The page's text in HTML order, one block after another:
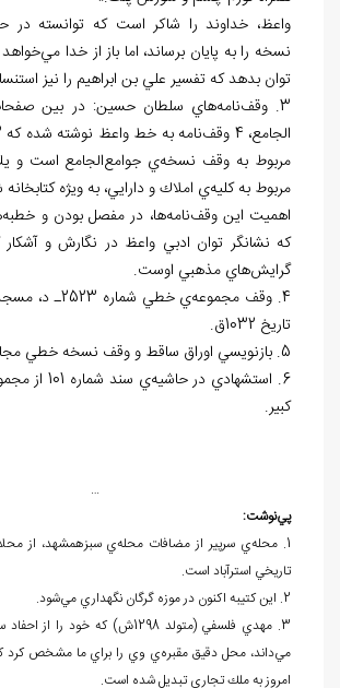
واعظ، خداوند را شاكر است كه توانسته در
نسخه را به پايان برساند، اما باز از خدا مي
توان بدهد كه تفسير علي بن ابراهيم را نيز
3. وقف
نامههاي سلطان حسين: در بين
الجامع، 4 وقف
نامه به خط واعظ نوشته شده كه 3 وقف
مربوط به وقف نسخهي جوامعالجامع است و
مربوط به كليهي املاك و دارايي، به ويژه
اهميت اين وقفنامهها، در مفصل بودن و خطبه
كه نشانگر توان ادبي واعظ در نگارش و آشكار
گرايشهاي مذهبي اوست.
4. وقف مجموعه
ي خطي شماره
تاريخ 1032ق.
5. بازنويسي اوراق ساقط و وقف نسخه خطي مجالس
6. استشهادي در حاشيه
ي سند شماره
كبير.
…
پينوشت:
1. محله
ي سرپير از مضافات محلهي سبزه‏مشهد، از
تاريخي استرآباد است.
2. اين کتيبه اکنون در موزه گرگان نگهداري مي
شود.
3. مهدي فلسفي (متولد 1298ش) كه خود
ميداند، محل دقيق مقبرهي وي را براي ما مشخص كرد
امروز به ملك تجاري تبديل شده است.